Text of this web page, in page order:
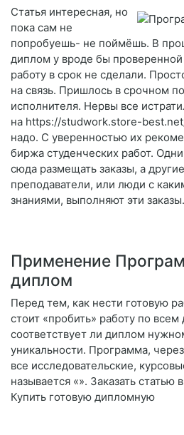
Статья интересная, но
пока сам не
попробуешь- не поймёшь. В
диплом у вроде бы
работу в срок не сделали.
на связь. Пришлось в срочном
исполнителя. Нервы все
на https://studwork.store-
надо. С уверенностью их
биржа студенческих работ.
сюда размещать заказы, а
преподаватели, или люди с
знаниями, выполняют эти заказы.
Применение
диплом
Перед тем, как нести готовую
стоит «пробить» работу по
соответствует ли диплом
уникальности. Программа,
все исследовательские,
называется «». Заказать статью
Купить готовую дипломную